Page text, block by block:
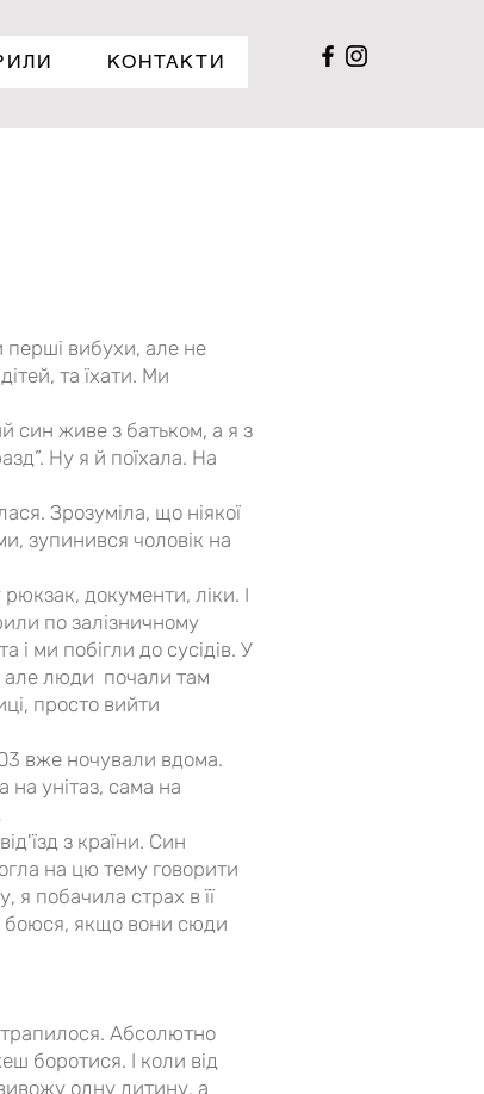
КОНТАКТИ
перші вибухи, але не
та їхати. Ми
син живе з батьком, а я з
Ну я й поїхала. На
Зрозуміла, що ніякої
зупинився чоловік на
документи, ліки. І
по залізничному
і ми побігли до сусідів. У
але люди почали там
просто вийти
вже ночували вдома.
унітаз, сама на
з країни. Син
на цю тему говорити
я побачила страх в її
боюся, якщо вони сюди
Абсолютно
боротися. І коли від
одну дитину, а